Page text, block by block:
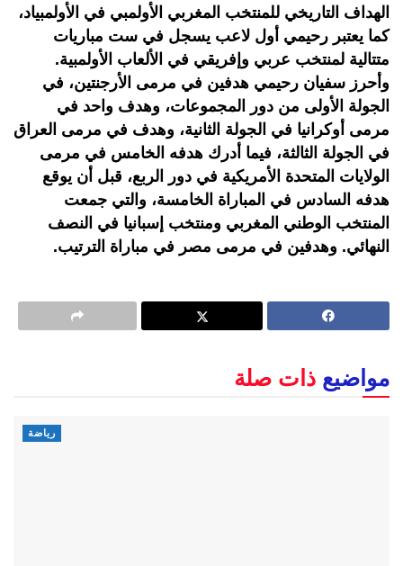
الهداف التاريخي للمنتخب المغربي الأولمبي في الأولمبياد،
كما يعتبر رحيمي أول لاعب يسجل في ست مباريات
متتالية لمنتخب عربي وإفريقي في الألعاب الأولمبية.
وأحرز سفيان رحيمي هدفين في مرمى الأرجنتين، في
الجولة الأولى من دور المجموعات، وهدف واحد في
مرمى أوكرانيا في الجولة الثانية، وهدف في مرمى العراق
في الجولة الثالثة، فيما أدرك هدفه الخامس في مرمى
الولايات المتحدة الأمريكية في دور الربع، قبل أن يوقع
هدفه السادس في المباراة الخامسة، والتي جمعت
المنتخب الوطني المغربي ومنتخب إسبانيا في النصف
النهائي. وهدفين في مرمى مصر في مباراة الترتيب.
مواضيع ذات صلة
رياضة